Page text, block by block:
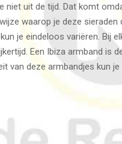
niet uit de tijd. Dat komt
waarop je deze sieraden
je eindeloos variëren. Bij
Een Ibiza armband is
van deze armbandjes kun